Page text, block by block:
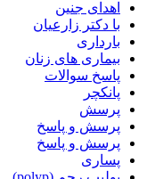
اهدای جنین
با دکتر زارعیان
بارداری
بیماری های زنان
پاسخ سوالات
پانکچر
پرسش
پرسش و پاسخ
پرسش و پاسخ
پساری